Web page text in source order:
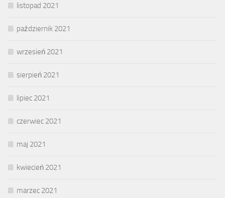
listopad 2021
październik 2021
wrzesień 2021
sierpień 2021
lipiec 2021
czerwiec 2021
maj 2021
kwiecień 2021
marzec 2021